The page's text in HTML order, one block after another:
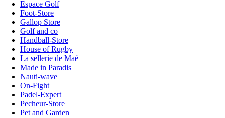
Espace Golf
Foot-Store
Gallop Store
Golf and co
Handball-Store
House of Rugby
La sellerie de Maé
Made in Paradis
Nauti-wave
On-Fight
Padel-Expert
Pecheur-Store
Pet and Garden